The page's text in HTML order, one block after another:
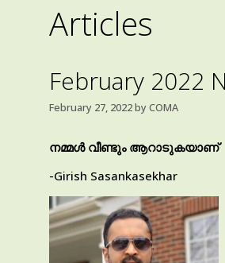
Articles
February 2022
February 27, 2022byCOMA
നമ്മൾ വീണ്ടും ആറാടുകയാണ്
-Girish Sasankasekhar